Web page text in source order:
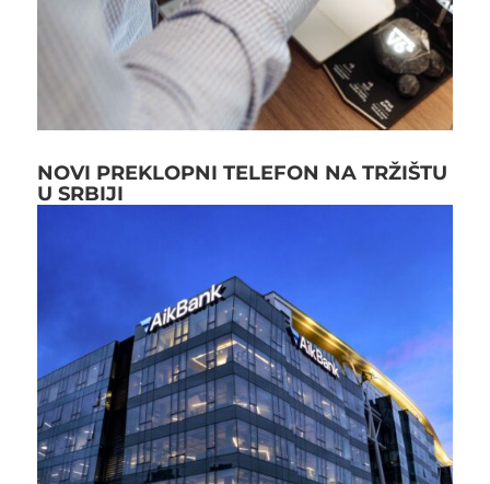
NOVI PREKLOPNI TELEFON NA TRŽIŠTU
U SRBIJI